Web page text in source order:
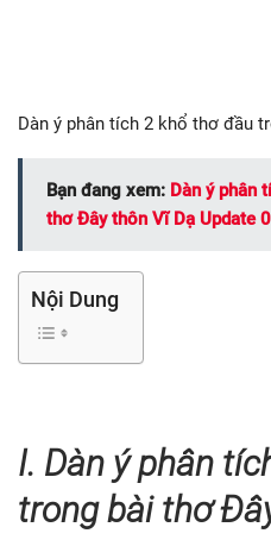
Dàn ý phân tích 2 khổ thơ đầu
Bạn đang xem: Dàn ý phân
thơ Đây thôn Vĩ Dạ Update
Nội Dung
I. Dàn ý phân
trong bài thơ